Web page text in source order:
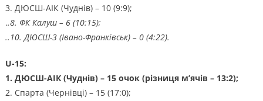
3. ДЮСШ-АІК (Чуднів) – 10 (9:9);
..8. ФК Калуш – 6 (10:15);
..10. ДЮСШ-3 (Івано-Франківськ) – 0 (4:22).
U-15:
1. ДЮСШ-АІК (Чуднів) – 15 очок (різниця м’ячів – 13:2);
2. Спарта (Чернівці) – 15 (17:0);